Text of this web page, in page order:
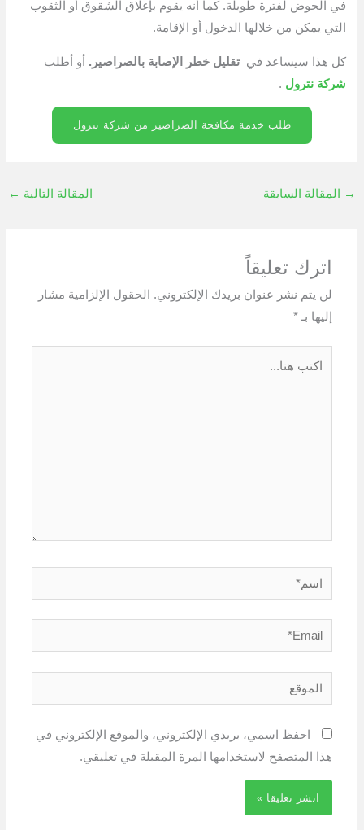
في الحوض لفترة طويلة. كما أنه يقوم بإغلاق الشقوق أو الثقوب
التي يمكن من خلالها الدخول أو الإقامة.
كل هذا سيساعد فيتقليل خطر الإصابة بالصراصير. أو أطلب
شركة نترول .
طلب خدمة مكافحة الصراصير من شركة نترول
→ المقالة السابقة المقالة التالية ←
اترك تعليقاً
لن يتم نشر عنوان بريدك الإلكتروني.
الحقول الإلزامية مشار
إليها بـ*
اسم*
Email*
الموقع
احفظ اسمي، بريدي الإلكتروني، والموقع الإلكتروني في
هذا المتصفح لاستخدامها المرة المقبلة في تعليقي.